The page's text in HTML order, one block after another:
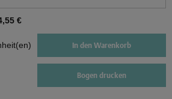
€
In den Warenkorb
Bogen drucken